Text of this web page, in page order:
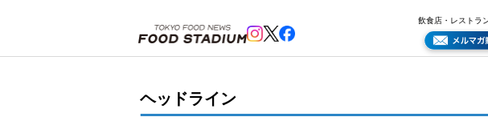
飲食店・レストラ
ヘッドライン